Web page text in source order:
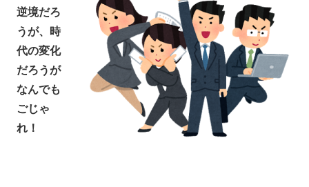
逆境だろ
うが、時
代の変化
だろうが
なんでも
ごじゃ
れ！